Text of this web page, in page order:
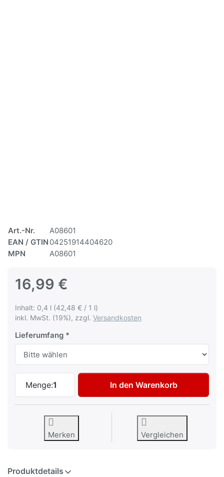
Art.-Nr.
A08601
EAN / GTIN 04251914404620
MPN
A08601
16,99 €
Inhalt: 0,4 l (42,48 € / 1 l)
inkl. MwSt. (19%), zzgl. Versandkosten
Lieferumfang
Menge:1
Autolack Spraydose für Ford Apollogrün
In den Warenkorb
Merken Vergleichen
Produktdetails